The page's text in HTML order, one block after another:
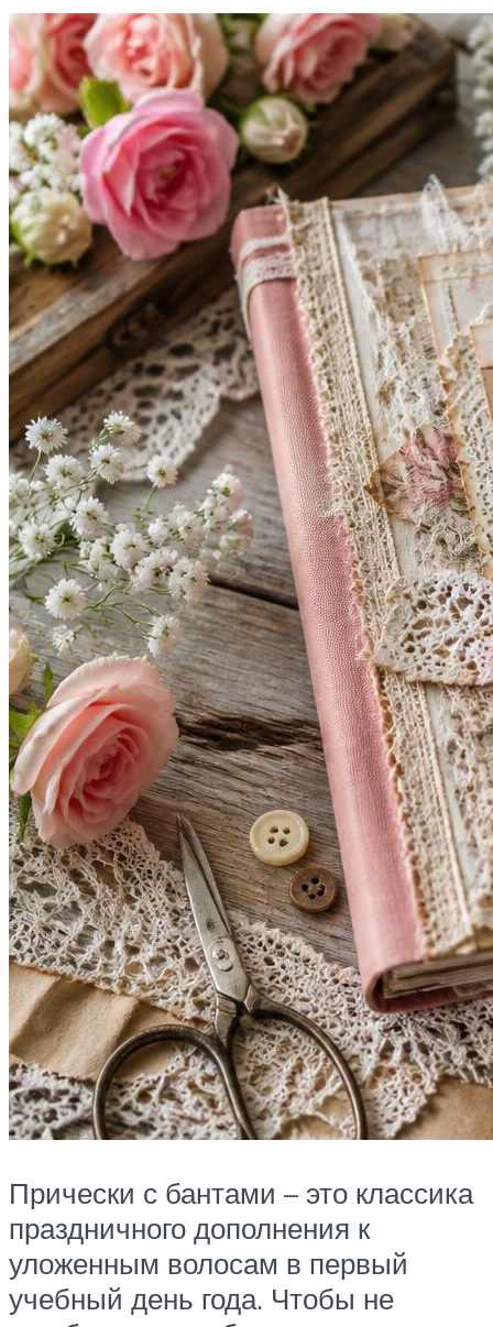
Прически с бантами – это классика
праздничного дополнения к
уложенным волосам в первый
учебный день года. Чтобы не